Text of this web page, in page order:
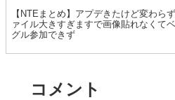
【NTEまとめ】アプデきたけど変わら
ァイル大きすぎますで画像貼れなくて
グル参加できず
コメント